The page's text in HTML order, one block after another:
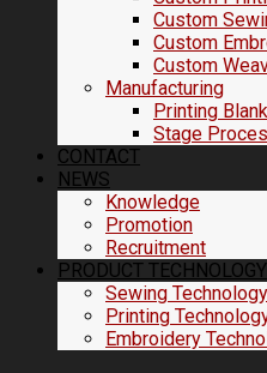
Custom
Custom
Custom
Manufacturing
Printing
Stage
CONTACT
NEWS
Knowledge
Promotion
Recruitment
PRODUCT TECHNOLOGY
Sewing Technology
Printing
Embroidery